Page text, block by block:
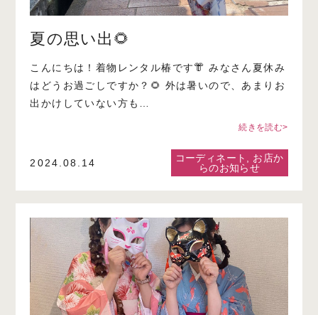
夏の思い出🌻
こんにちは！着物レンタル椿です👘 みなさん夏休み
はどうお過ごしですか？🌻 外は暑いので、あまりお
出かけしていない方も…
続きを読む>
2024.08.14 コーディネート
お店か
らのお知らせ